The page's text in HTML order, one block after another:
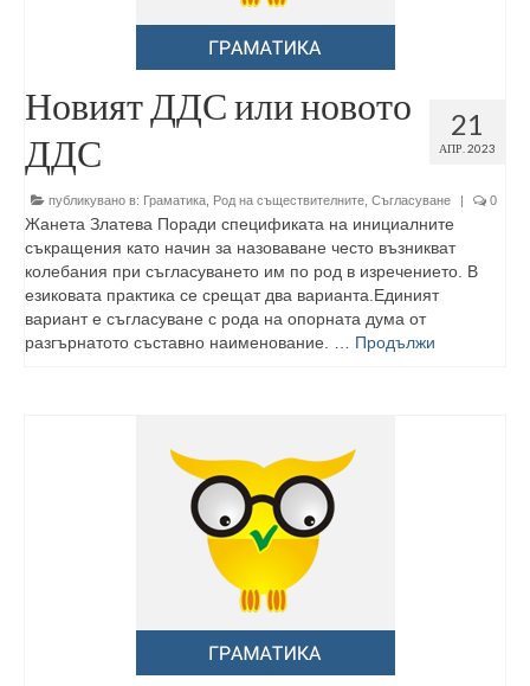
21
АПР. 2023
Новият ДДС или новото
ДДС
публикувано в: Граматика Род на съществителните Съгласуване | 0
Жанета Златева Поради спецификата на инициалните
съкращения като начин за назоваване често възникват
колебания при съгласуването им по род в изречението. В
езиковата практика се срещат два варианта.Единият
вариант е съгласуване с рода на опорната дума от
разгърнатото съставно наименование. … Продължи